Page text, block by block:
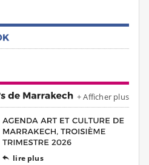
+ Afficher plus
 lire plus